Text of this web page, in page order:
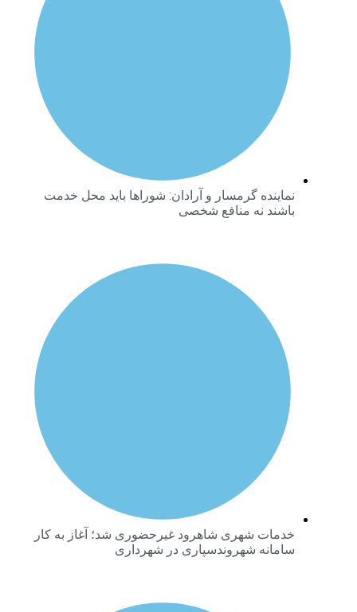
نماینده گرمسار و آرادان: شوراها باید محل خدمت
باشند نه منافع شخصی
خدمات شهری شاهرود غیرحضوری شد؛ آغاز به کار
سامانه شهروندسپاری در شهرداری